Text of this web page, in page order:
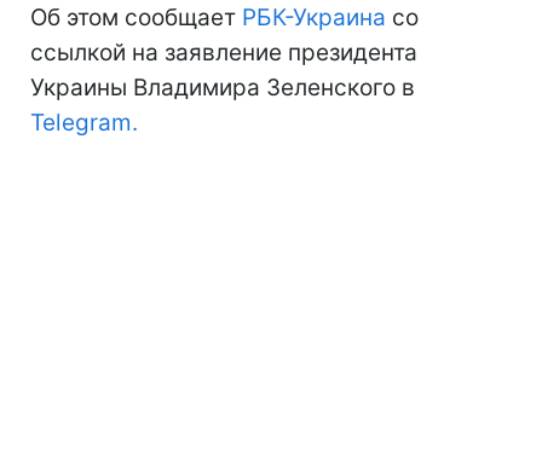
Об этом сообщает РБК-Украина со
ссылкой на заявление президента
Украины Владимира Зеленского в
Telegram.